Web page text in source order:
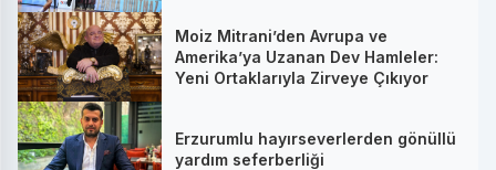
Moiz Mitrani’den Avrupa ve
Amerika’ya Uzanan Dev Hamleler:
Yeni Ortaklarıyla Zirveye Çıkıyor
Erzurumlu hayırseverlerden gönüllü
yardım seferberliği